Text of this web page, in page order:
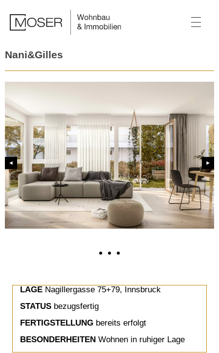
Nani&Gilles
LAGE Nagillergasse 75+79, Innsbruck
STATUS bezugsfertig
FERTIGSTELLUNG bereits erfolgt
BESONDERHEITEN Wohnen in ruhiger Lage